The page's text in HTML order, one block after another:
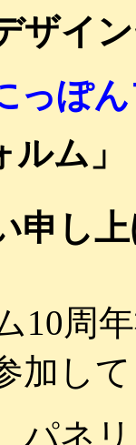
デザ
っぽ
ルム
し上
10周
加し
パネ